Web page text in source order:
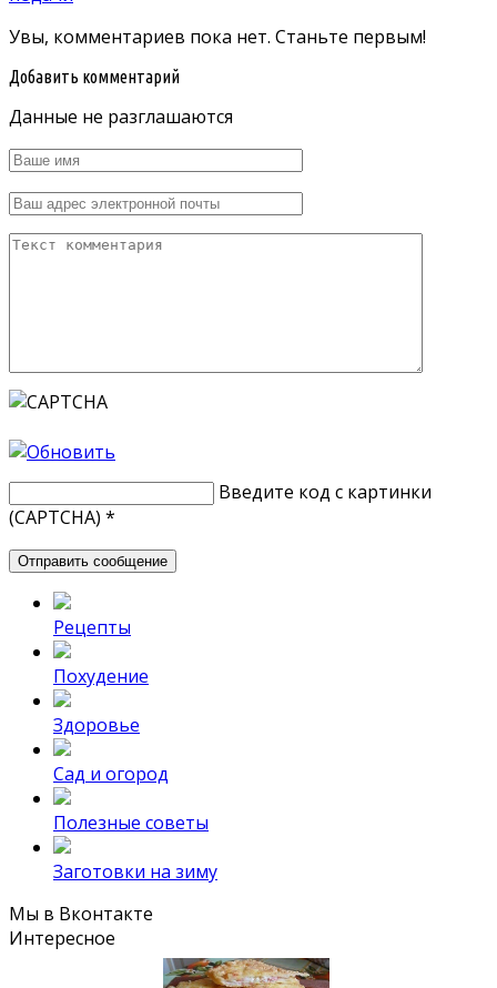
Увы, комментариев пока нет. Станьте первым!
Добавить комментарий
Данные не разглашаются
Введите код с картинки
(CAPTCHA) *
Рецепты
Похудение
Здоровье
Сад и огород
Полезные советы
Заготовки на зиму
Мы в Вконтакте
Интересное